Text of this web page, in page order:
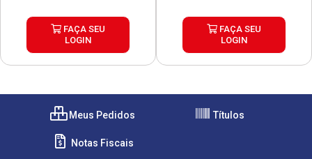
FAÇA SEU
LOGIN
FAÇA SEU
LOGIN
Meus Pedidos Títulos
Notas Fiscais